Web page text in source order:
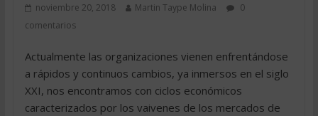
noviembre 20, 2018 Martin Taype Molina
0
comentarios
Actualmente las organizaciones vienen enfrentándose
a rápidos y continuos cambios, ya inmersos en el siglo
XXI, nos encontramos con ciclos económicos
caracterizados por los vaivenes de los mercados de